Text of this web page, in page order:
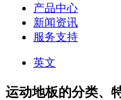
产品中心
新闻资讯
服务支持
英文
运动地板的分类、